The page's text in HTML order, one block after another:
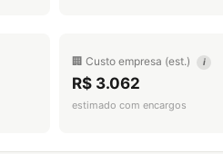
🏢 Custo empresa (est.) i
R$ 3.062
estimado com encargos